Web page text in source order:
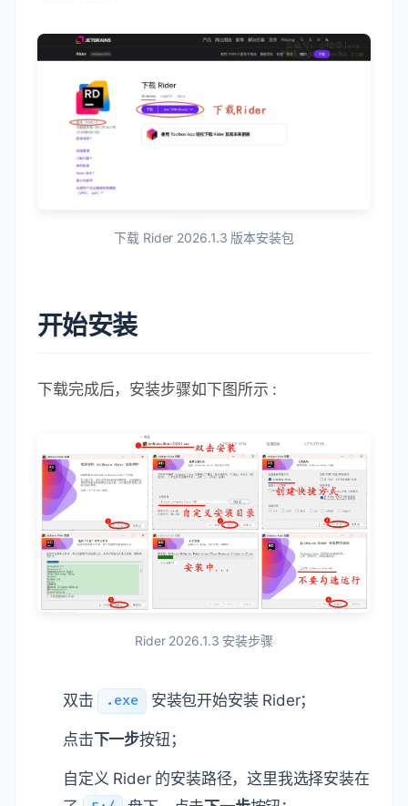
下载 Rider 2026.1.3 版本安装包
开始安装
下载完成后，安装步骤如下图所示 :
Rider 2026.1.3 安装步骤
双击 .exe 安装包开始安装 Rider；
点击下一步按钮；
自定义 Rider 的安装路径，这里我选择安装在